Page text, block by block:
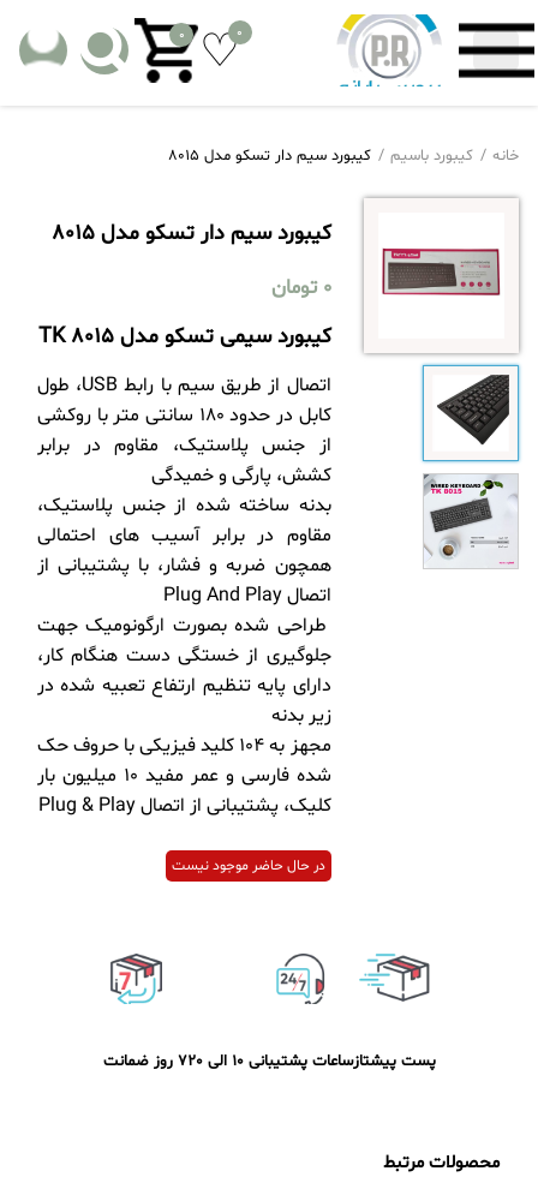
0
0
خانه کیبورد باسیم کیبورد سیم دار تسکو مدل 8015
کیبورد سیم دار تسکو مدل 8015
0 تومان
کیبورد سیمی تسکو مدل TK 8015
اتصال از طریق سیم با رابط USB، طول
کابل در حدود 180 سانتی متر با روکشی
از جنس پلاستیک، مقاوم در برابر
کشش، پارگی و خمیدگی
بدنه ساخته شده از جنس پلاستیک،
مقاوم در برابر آسیب های احتمالی
همچون ضربه و فشار، با پشتیبانی از
اتصال Plug And Play
طراحی شده بصورت ارگونومیک جهت
جلوگیری از خستگی دست هنگام کار،
دارای پایه تنظیم ارتفاع تعبیه شده در
زیر بدنه
مجهز به 104 کلید فیزیکی با حروف حک
شده فارسی و عمر مفید 10 میلیون بار
کلیک، پشتیبانی از اتصال Plug & Play
در حال حاضر موجود نیست
پست پیشتازساعات پشتیبانی 10 الی 20 7 روز ضمانت
محصولات مرتبط